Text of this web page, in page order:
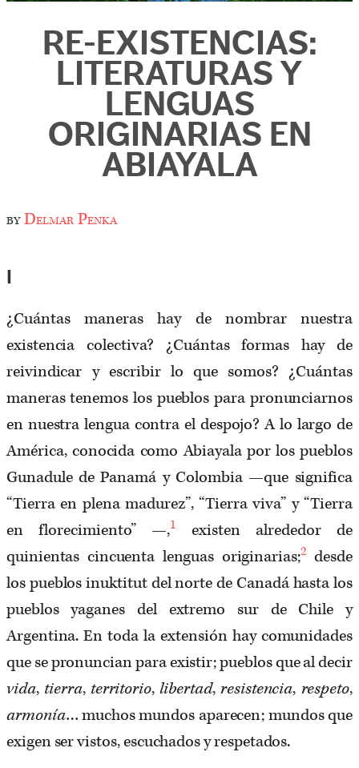
RE-EXISTENCIAS:
LITERATURAS Y
LENGUAS
ORIGINARIAS EN
ABIAYALA
byDelmar Penka
¿Cuántas maneras hay de nombrar nuestra
existencia colectiva? ¿Cuántas formas hay de
reivindicar y escribir lo que somos? ¿Cuántas
maneras tenemos los pueblos para pronunciarnos
en nuestra lengua contra el despojo? A lo largo de
América, conocida como Abiayala por los pueblos
Gunadule de Panamá y Colombia —que significa
“Tierra en plena madurez”, “Tierra viva” y “Tierra
en florecimiento” —,1
existen alrededor de
quinientas cincuenta lenguas originarias;2 desde
los pueblos inuktitut del norte de Canadá hasta los
pueblos yaganes del extremo sur de Chile y
Argentina. En toda la extensión hay comunidades
que se pronuncian para existir; pueblos que al decir
vida, tierra, territorio,libertad, resistencia, respeto,
armonía… muchos mundos aparecen; mundos que
exigen ser vistos, escuchados y respetados.